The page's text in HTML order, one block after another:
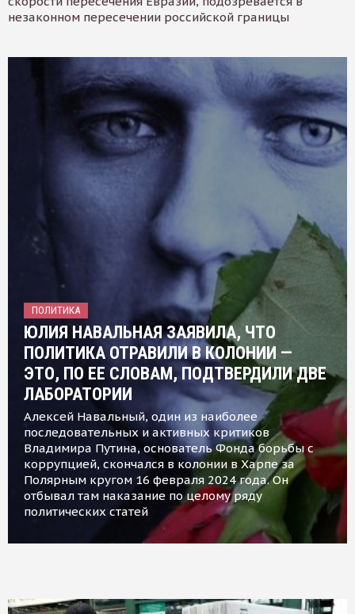
незаконном пересечении российской границы
ПОЛИТИКА
ЮЛИЯ НАВАЛЬНАЯ ЗАЯВИЛА, ЧТО
ПОЛИТИКА ОТРАВИЛИ В КОЛОНИИ —
ЭТО, ПО ЕЕ СЛОВАМ, ПОДТВЕРДИЛИ ДВЕ
ЛАБОРАТОРИИ
Алексей Навальный, один из наиболее
последовательных и активных критиков
Владимира Путина, основатель Фонда борьбы с
коррупцией, скончался в колонии в Харпе за
Полярным кругом 16 февраля 2024 года. Он
отбывал там наказание по целому ряду
политических статей